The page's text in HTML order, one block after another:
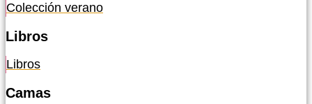
Colección verano
Libros
Libros
Camas